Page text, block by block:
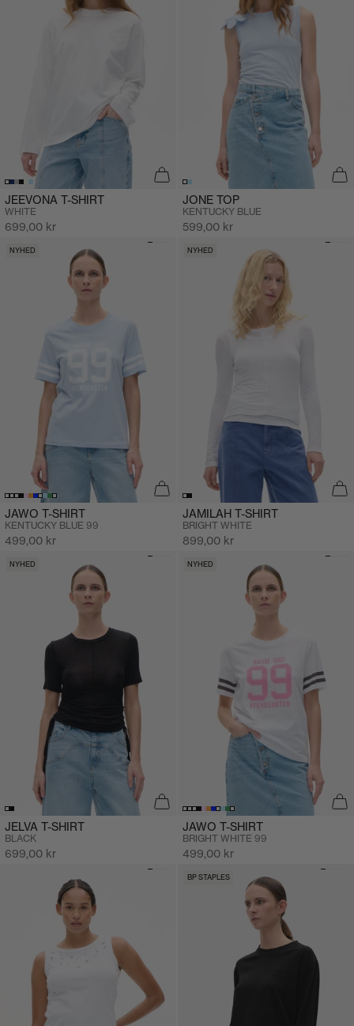
JEEVONA T-SHIRT
WHITE
Salgspris
699,00 kr
JONE TOP
KENTUCKY BLUE
Salgspris
599,00 kr
NYHED
JAWO T-SHIRT
KENTUCKY BLUE 99
Salgspris
499,00 kr
NYHED
JAMILAH T-SHIRT
BRIGHT WHITE
Salgspris
899,00 kr
NYHED
JELVA T-SHIRT
BLACK
Salgspris
699,00 kr
NYHED
JAWO T-SHIRT
BRIGHT WHITE 99
Salgspris
499,00 kr
BP STAPLES